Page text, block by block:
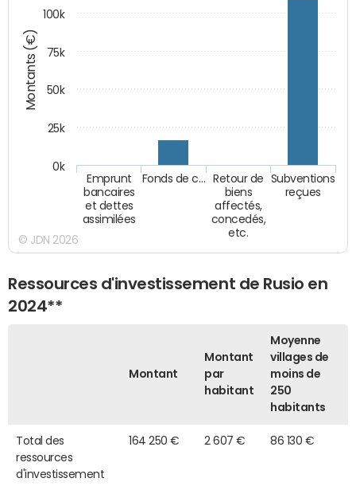
Montants (€)
Emprunt
bancaires
et dettes
assimilées
Fonds de c…
Retour de
biens
affectés,
concedés,
etc.
Subventions
reçues
0k
25k
50k
75k
100k
© JDN 2026
Ressources d'investissement de Rusio en
2024**
Montant
Montant
par
habitant
Moyenne
villages de
moins de
250
habitants
Total des
ressources
d'investissement
164 250 € 2 607 € 86 130 €